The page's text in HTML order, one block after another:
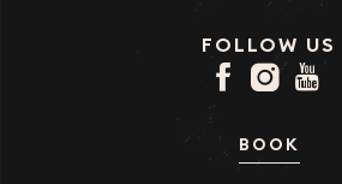
FOLLOW US
BOOK